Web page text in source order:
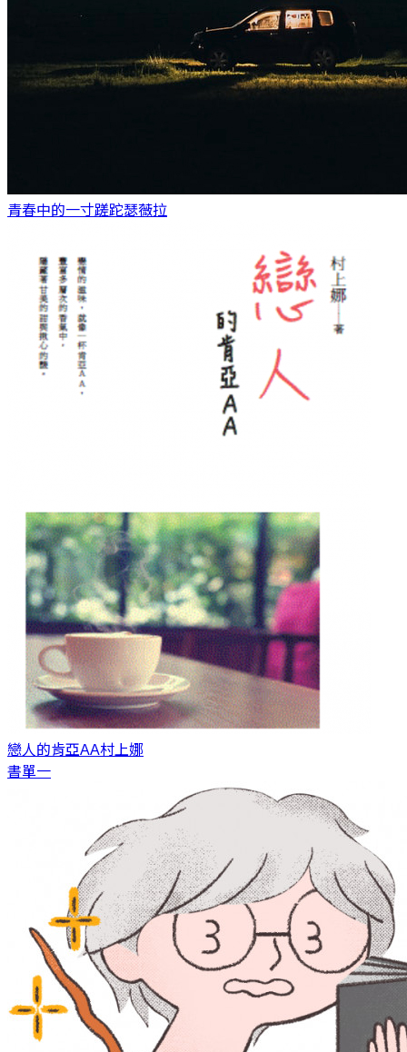
青春中的一寸蹉跎瑟薇拉
戀人的肯亞AA村上娜
書單一